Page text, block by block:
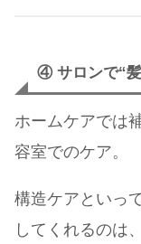
④ サロンで“
ホームケアでは
容室でのケア。
構造ケアといっ
してくれるのは